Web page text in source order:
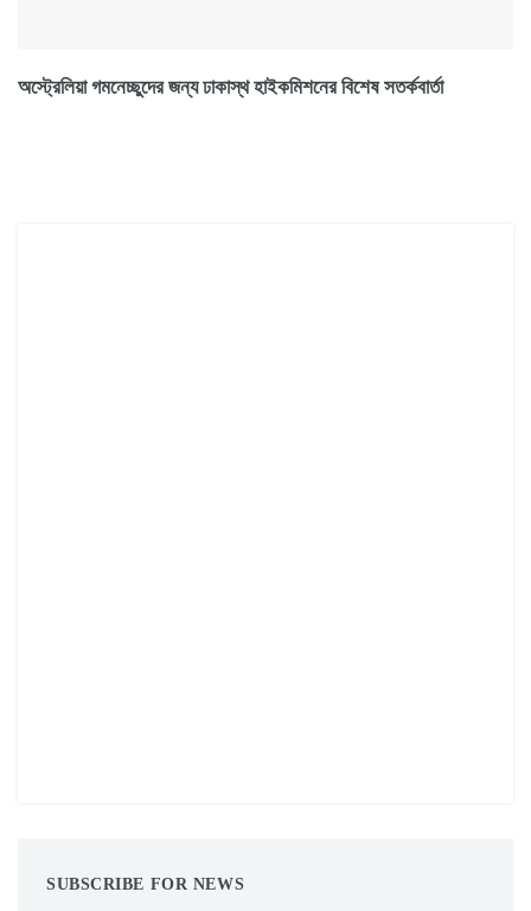
অস্ট্রেলিয়া গমনেচ্ছুদের জন্য ঢাকাস্থ হাইকমিশনের বিশেষ সতর্কবার্তা
SUBSCRIBE FOR NEWS